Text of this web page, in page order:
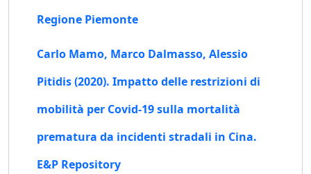
Regione Piemonte
Carlo Mamo, Marco Dalmasso, Alessio
Pitidis (2020). Impatto delle restrizioni di
mobilità per Covid-19 sulla mortalità
prematura da incidenti stradali in Cina.
E&P Repository